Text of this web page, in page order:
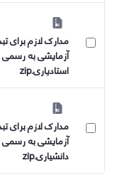
مدارک لازم برای
آزمایشی به رسمی
استادیاری.zip
مدارک لازم برای
آزمایشی به رسمی
دانشیاری.zip